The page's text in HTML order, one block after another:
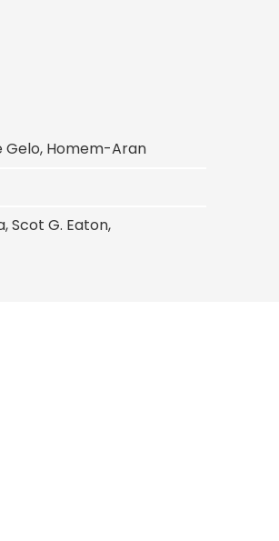
Gelo, Homem-Aran
Scot G. Eaton,